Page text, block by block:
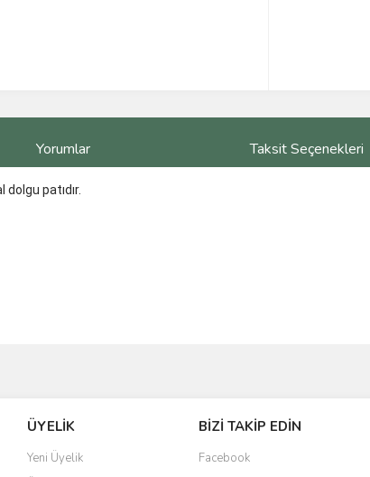
Yorumlar Taksit Seçenekleri
patıdır.
ÜYELİK
Yeni Üyelik
BİZİ TAKİP EDİN
Facebook